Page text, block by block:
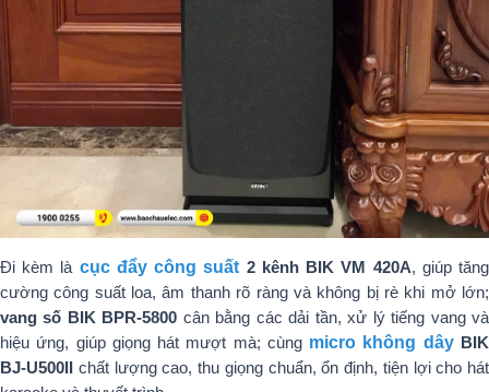
Đi kèm là cục đẩy công suất 2 kênh BIK VM 420A, giúp tăng
cường công suất loa, âm thanh rõ ràng và không bị rè khi mở lớn;
vang số BIK BPR-5800 cân bằng các dải tần, xử lý tiếng vang và
hiệu ứng, giúp giọng hát mượt mà; cùng micro không dâyBIK
BJ-U500II chất lượng cao, thu giọng chuẩn, ổn định, tiện lợi cho hát